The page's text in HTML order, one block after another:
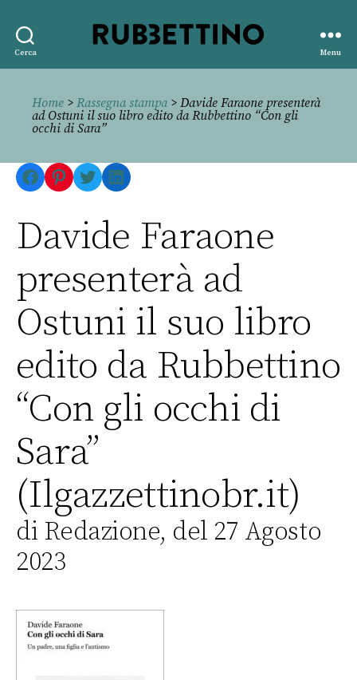
Cerca
editore
Menu
Home > Rassegna stampa> Davide Faraone presenterà
ad Ostuni il suo libro edito da Rubbettino “Con gli
occhi di Sara”
Facebook
Pinterest
TwitterLinkedIn
Davide Faraone
presenterà ad
Ostuni il suo libro
edito da Rubbettino
“Con gli occhi di
Sara”
(Ilgazzettinobr.it)
di Redazione, del 27 Agosto
2023